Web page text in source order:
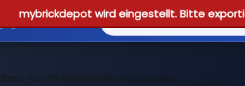
mybrickdepot wird eingestellt. Bitte
>LEGO 8453 Front-End Loader